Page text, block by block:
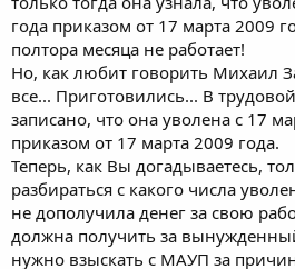
года приказом от 17 марта 2009
полтора месяца не работает!
Но, как любит говорить Михаил
все... Приготовились... В
записано, что она уволена с 17
приказом от 17 марта 2009 года.
Теперь, как Вы догадываетесь,
разбираться с какого числа
не дополучила денег за свою
должна получить за
нужно взыскать с МАУП за